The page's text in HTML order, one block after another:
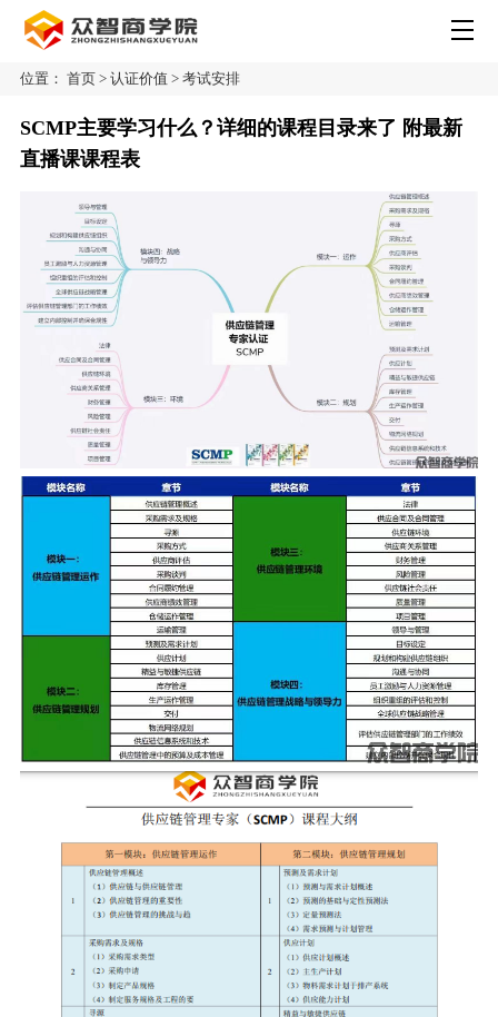
位置： 首页> 认证价值 > 考试安排
SCMP主要学习什么？详细的课程目录来了 附最新
直播课课程表